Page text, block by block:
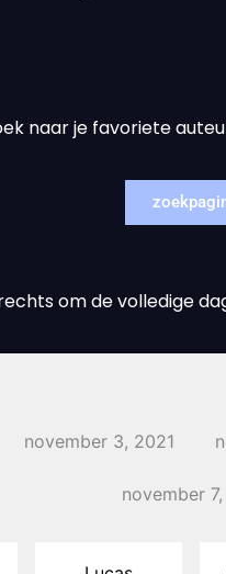
naar je favoriete
om de volledige
november 3, 2021
november